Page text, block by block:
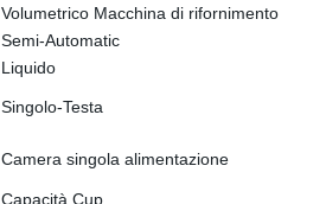
Volumetrico Macchina di rifornimento
Semi-Automatic
Liquido
Singolo-Testa
Camera singola alimentazione
Capacità Cup